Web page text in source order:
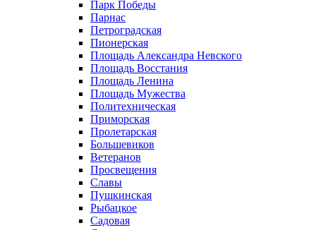
Парк Победы
Парнас
Петроградская
Пионерская
Площадь Александра Невского
Площадь Восстания
Площадь Ленина
Площадь Мужества
Политехническая
Приморская
Пролетарская
Большевиков
Ветеранов
Просвещения
Славы
Пушкинская
Рыбацкое
Садовая